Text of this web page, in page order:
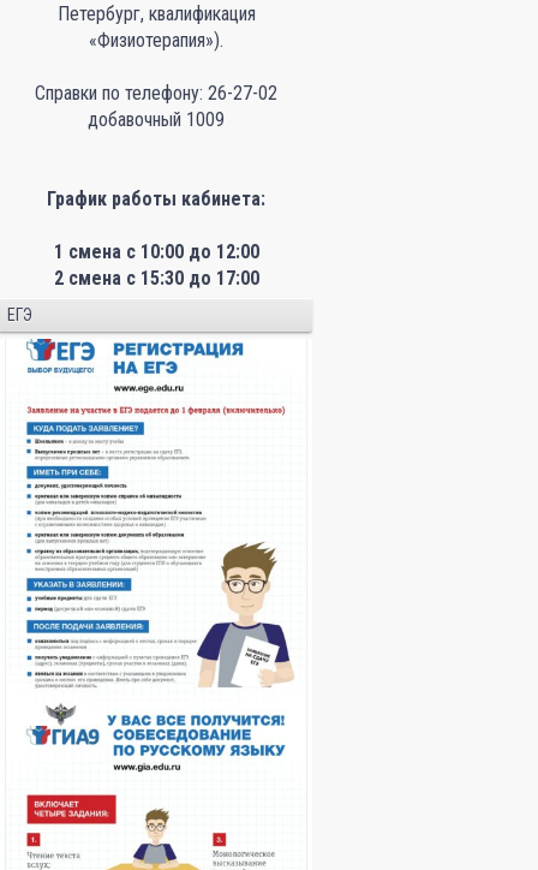
Петербург, квалификация
«Физиотерапия»).
Справки по телефону: 26-27-02
добавочный 1009
График работы кабинета:
1 смена с 10:00 до 12:00
2 смена с 15:30 до 17:00
ЕГЭ